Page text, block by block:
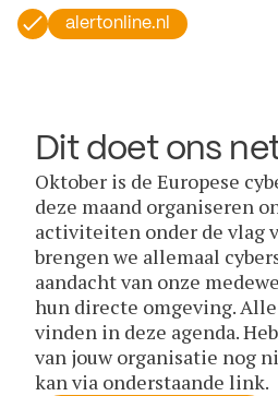
alertonline.nl
Dit doet ons
Oktober is de Europese
deze maand organiseren
activiteiten onder de vlag
brengen we allemaal
aandacht van onze
hun directe omgeving.
vinden in deze agenda.
van jouw organisatie nog
kan via onderstaande link.